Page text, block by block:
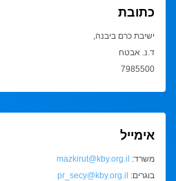
כתובת
ישיבת כרם ביבנה,
ד.נ. אבטח
7985500
אימייל
משרד: mazkirut@kby.org.il
בוגרים: pr_secy@kby.org.il